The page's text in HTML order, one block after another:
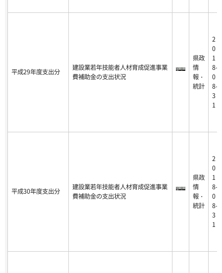
平成29年度支出分
建設業若年技能者人材育成促進事業
費補助金の支出状況
県政
情
報・
統計
2
0
1
8-
0
8-
3
1
平成30年度支出分
建設業若年技能者人材育成促進事業
費補助金の支出状況
県政
情
報・
統計
2
0
1
8-
0
8-
3
1